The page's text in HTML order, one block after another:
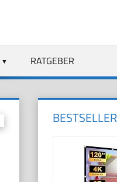
RATGEBER
BESTSELLER